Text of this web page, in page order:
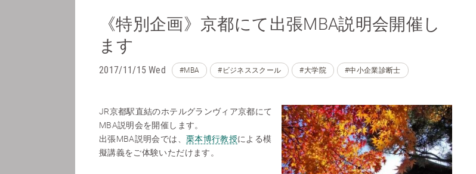
《特別企画》京都にて出張MBA説明会開催し
ます
2017/11/15 Wed #MBA #ビジネススクール #大学院 #中小企業診断士
JR京都駅直結のホテルグランヴィア京都にて
MBA説明会を開催します。
出張MBA説明会では、 栗本博行教授による模
擬講義をご体験いただけます。